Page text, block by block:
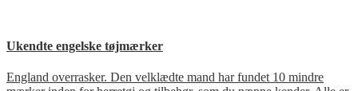
Ukendte engelske tøjmærker
England overrasker. Den velklædte mand har fundet 10 mindre